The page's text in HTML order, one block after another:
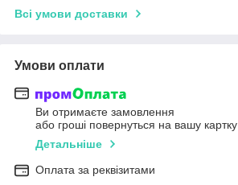
Всі умови доставки
Умови оплати
Ви отримаєте замовлення
або гроші повернуться на вашу картку
Детальніше
Оплата за реквізитами